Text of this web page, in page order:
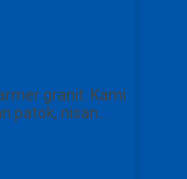
granit. Kami
patok, nisan…